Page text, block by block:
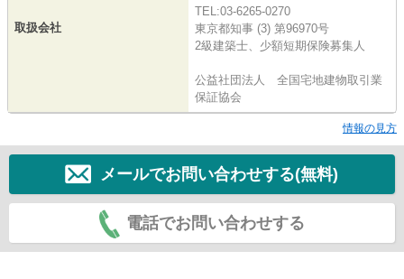
取扱会社
TEL:03-6265-0270
東京都知事 (3) 第96970号
2級建築士、少額短期保険募集人
公益社団法人 全国宅地建物取引業
保証協会
情報の見方
メールでお問い合わせする(無料)
電話でお問い合わせする